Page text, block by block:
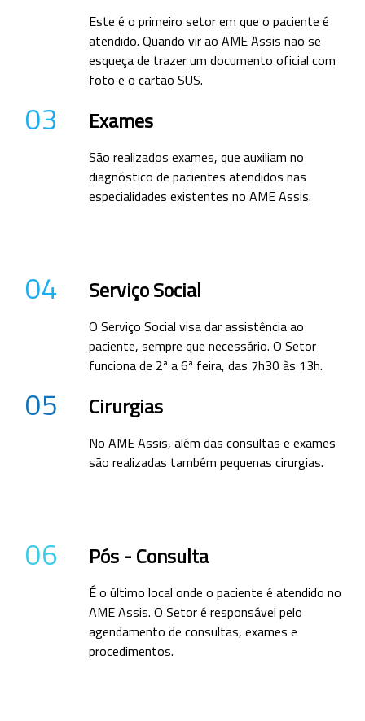
Este é o primeiro setor em que o paciente é
atendido. Quando vir ao AME Assis não se
esqueça de trazer um documento oficial com
foto e o cartão SUS.
03 Exames
São realizados exames, que auxiliam no
diagnóstico de pacientes atendidos nas
especialidades existentes no AME Assis.
04 Serviço Social
O Serviço Social visa dar assistência ao
paciente, sempre que necessário. O Setor
funciona de 2ª a 6ª feira, das 7h30 às 13h.
05 Cirurgias
No AME Assis, além das consultas e exames
são realizadas também pequenas cirurgias.
06 Pós - Consulta
É o último local onde o paciente é atendido no
AME Assis. O Setor é responsável pelo
agendamento de consultas, exames e
procedimentos.